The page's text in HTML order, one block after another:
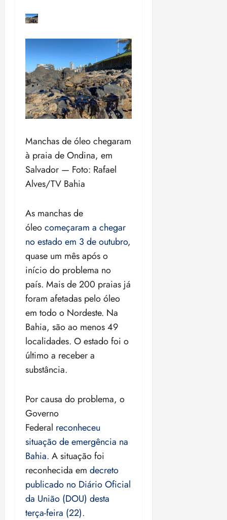
Manchas de óleo chegaram
à praia de Ondina, em
Salvador — Foto: Rafael
Alves/TV Bahia
As manchas de
óleocomeçaram a chegar
no estado em 3 de outubro,
quase um mês após o
início do problema no
país. Mais de 200 praias já
foram afetadas pelo óleo
em todo o Nordeste. Na
Bahia, são ao menos 49
localidades. O estado foi o
último a receber a
substância.
Por causa do problema, o
Governo
Federal reconheceu
situação de emergência na
Bahia. A situação foi
reconhecida em decreto
publicado no Diário Oficial
da União (DOU) desta
terça-feira (22).